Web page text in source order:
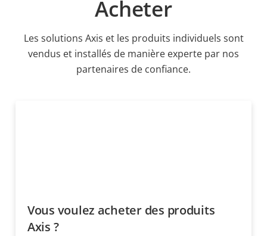
Acheter
Les solutions Axis et les produits individuels sont
vendus et installés de manière experte par nos
partenaires de confiance.
Vous voulez acheter des produits
Axis ?